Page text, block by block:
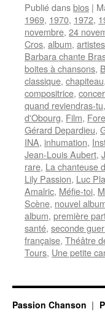
Publié dansbios |
1969, 1970, 1972,
novembre, 24
Cros, album,
Barbara chante
boites à chansons,
classique, chapiteau,
compositrice,
quand reviendras-tu,
d'Obourg, Film,
Gérard Depardieu,
INA, inhumation,
Jean-Louis Aubert,
rare, La chanteuse
Lily Passion, Luc
Amalric, Méfie-toi,
Scène, nouvel
album, première
santé, seconde
française, Théâtre
Tours, Une petite
Passion Chanson